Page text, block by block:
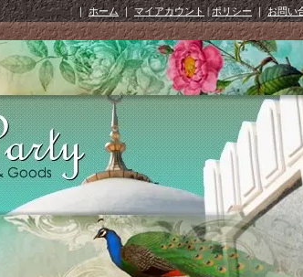
｜ホーム｜マイアカウント|ポリシー｜お問い